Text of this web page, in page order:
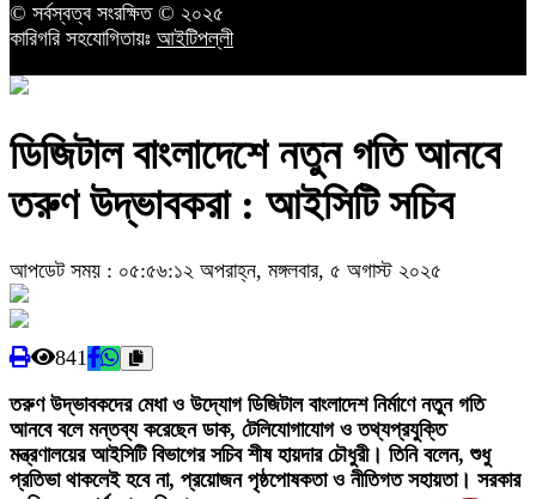
© সর্বস্বত্ব সংরক্ষিত © ২০২৫
কারিগরি সহযোগিতায়ঃ আইটিপল্লী
ডিজিটাল বাংলাদেশে নতুন গতি আনবে
তরুণ উদ্ভাবকরা : আইসিটি সচিব
আপডেট সময় : ০৫:৫৬:১২ অপরাহ্ন, মঙ্গলবার, ৫ অগাস্ট ২০২৫
841
তরুণ উদ্ভাবকদের মেধা ও উদ্যোগ ডিজিটাল বাংলাদেশ নির্মাণে নতুন গতি
আনবে বলে মন্তব্য করেছেন ডাক, টেলিযোগাযোগ ও তথ্যপ্রযুক্তি
মন্ত্রণালয়ের আইসিটি বিভাগের সচিব শীষ হায়দার চৌধুরী। তিনি বলেন, শুধু
প্রতিভা থাকলেই হবে না, প্রয়োজন পৃষ্ঠপোষকতা ও নীতিগত সহায়তা। সরকার